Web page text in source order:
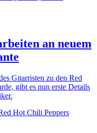
an neuem
Gitarristen zu den Red
gibt es nun erste Details